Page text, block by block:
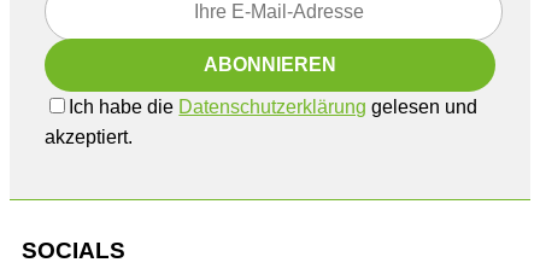
Ich habe die Datenschutzerklärung gelesen und
akzeptiert.
SOCIALS